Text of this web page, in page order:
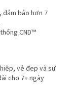
đảm bảo hơn 7
CND™
vẻ đẹp và sự
cho 7+ ngày